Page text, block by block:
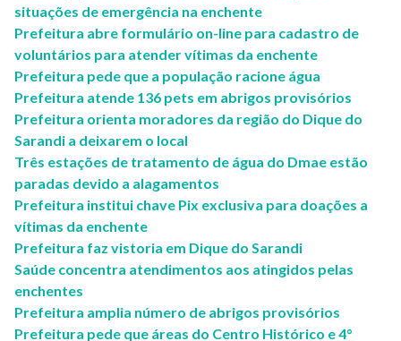
situações de emergência na enchente
Prefeitura abre formulário on-line para cadastro de
voluntários para atender vítimas da enchente
Prefeitura pede que a população racione água
Prefeitura atende 136 pets em abrigos provisórios
Prefeitura orienta moradores da região do Dique do
Sarandi a deixarem o local
Três estações de tratamento de água do Dmae estão
paradas devido a alagamentos
Prefeitura institui chave Pix exclusiva para doações a
vítimas da enchente
Prefeitura faz vistoria em Dique do Sarandi
Saúde concentra atendimentos aos atingidos pelas
enchentes
Prefeitura amplia número de abrigos provisórios
Prefeitura pede que áreas do Centro Histórico e 4°